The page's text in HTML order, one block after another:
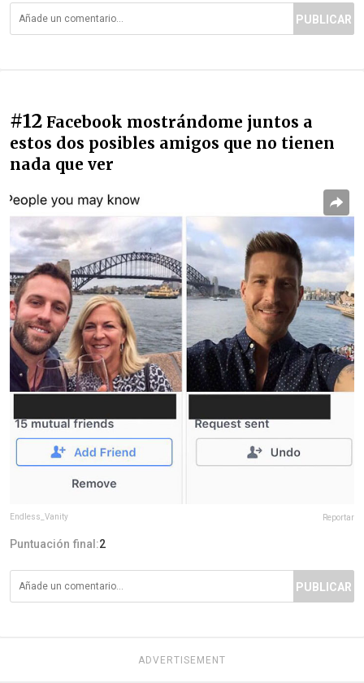
PUBLICAR
#12 Facebook mostrándome juntos a
estos dos posibles amigos que no tienen
nada que ver
Endless_Vanity Reportar
Puntuación final:2
PUBLICAR
ADVERTISEMENT